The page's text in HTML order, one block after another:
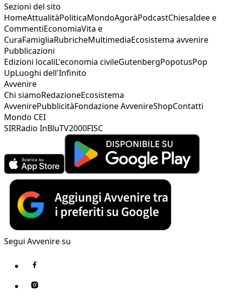
Sezioni del sito
HomeAttualitàPoliticaMondoAgoràPodcastChiesaIdee e
CommentiEconomiaVita e
CuraFamigliaRubricheMultimediaEcosistema avvenire
Pubblicazioni
Edizioni localiL'economia civileGutenbergPopotusPop
UpLuoghi dell'Infinito
Avvenire
Chi siamoRedazioneEcosistema
AvvenirePubblicitàFondazione AvvenireShopContatti
Mondo CEI
SIRRadio InBluTV2000FISC
Segui Avvenire su